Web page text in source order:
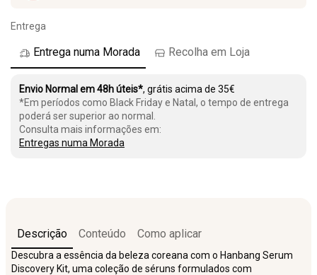
Entrega
Entrega numa Morada Recolha em Loja
Envio Normal em 48h úteis*, grátis acima de 35€
*Em períodos como Black Friday e Natal, o tempo de entrega
poderá ser superior ao normal.
Consulta mais informações em:
Entregas numa Morada
Descrição Conteúdo Como aplicar
Descubra a essência da beleza coreana com o Hanbang Serum
Discovery Kit, uma coleção de séruns formulados com